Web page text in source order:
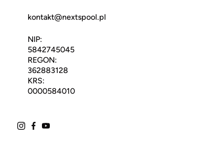
kontakt@nextspool.pl
NIP:
5842745045
REGON:
362883128
KRS:
0000584010